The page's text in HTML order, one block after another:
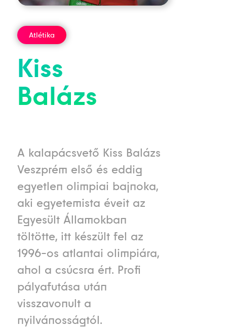
Atlétika
Kiss
Balázs
A kalapácsvető Kiss Balázs
Veszprém első és eddig
egyetlen olimpiai bajnoka,
aki egyetemista éveit az
Egyesült Államokban
töltötte, itt készült fel az
1996-os atlantai olimpiára,
ahol a csúcsra ért. Profi
pályafutása után
visszavonult a
nyilvánosságtól.